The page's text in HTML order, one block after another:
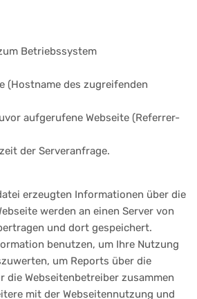
Betriebssystem
(Hostname des zugreifenden
aufgerufene Webseite (Referrer-
der Serveranfrage.
erzeugten Informationen über die
werden an einen Server von
und dort gespeichert.
benutzen, um Ihre Nutzung
um Reports über die
die Webseitenbetreiber zusammen
mit der Webseitennutzung und